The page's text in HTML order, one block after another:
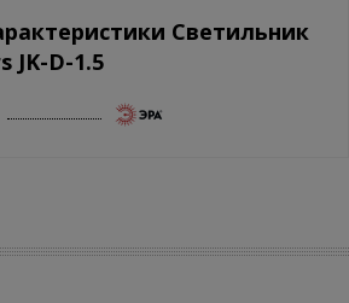
Светильник
JK-D-1.5